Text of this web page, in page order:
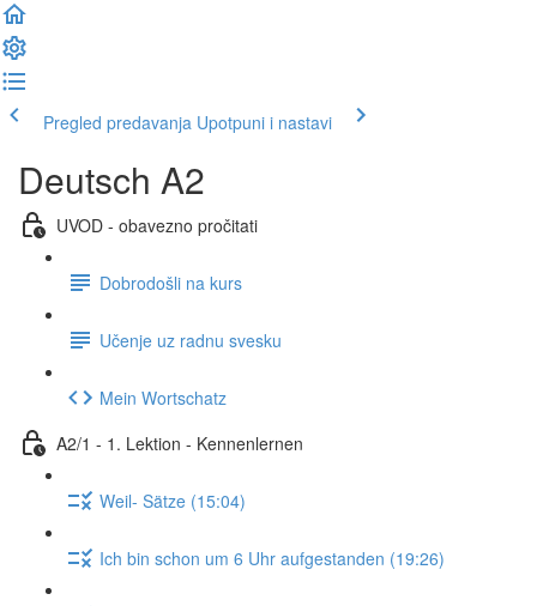
Pregled predavanja Upotpuni i nastavi
Deutsch A2
UVOD - obavezno pročitati
Dobrodošli na kurs
Učenje uz radnu svesku
Mein Wortschatz
A2/1 - 1. Lektion - Kennenlernen
Weil- Sätze (15:04)
Ich bin schon um 6 Uhr aufgestanden (19:26)